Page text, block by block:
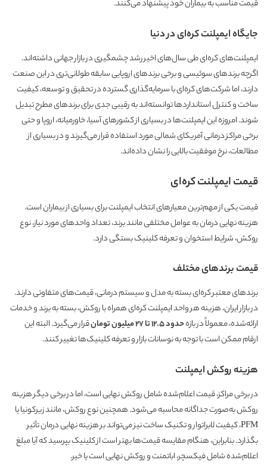
قیمت مناسب به بیماران خود پیشنهاد می‌کنند.
جایگاه ایمپلنت کره‌ای در دنیا
ایمپلنت‌های کره‌ای طی سال‌های اخیر رشد چشمگیری در بازار جهانی داشته‌اند.
اگرچه برندهای سوئیسی و برخی برندهای اروپایی سابقه طولانی‌تری در این صنعت
دارند، اما شرکت‌های کره‌ای با سرمایه‌گذاری گسترده در تحقیق و توسعه، کیفیت
ساخت و کنترل استانداردها توانسته‌اند به رقیبی جدی برای برندهای مطرح تبدیل
شوند. امروزه این ایمپلنت‌ها در بسیاری از کشورهای آسیا، خاورمیانه، اروپا و حتی
برخی مراکز درمانی آمریکای شمالی مورد استفاده قرار می‌گیرند و در بسیاری از
مطالعات، نرخ موفقیت بالایی را نشان داده‌اند.
قیمت ایمپلنت کره‌ای
قیمت یکی از مهم‌ترین معیارهای انتخاب ایمپلنت برای بسیاری از بیماران است.
هزینه نهایی درمان به عوامل مختلفی مانند برند، تعداد واحدهای مورد نیاز، نوع
روکش، شرایط استخوان و تعرفه کلینیک بستگی دارد.
قیمت برندهای مختلف
برندهای معتبر کره‌ایبسته به مدل و سیستم درمانی، قیمت‌های متفاوتی دارند.
در بازار ایران، هزینه هر واحد ایمپلنت کره‌ای همراه با روکش، بسته به برند و خدمات
ارائه‌شده، معمولاً در بازهحدود ۱۲.۵ تا ۲۷ میلیون تومان
قرار می‌گیرد. البته این
ارقام ممکن است با توجه به نوسانات بازار و تعرفه کلینیک‌ها تغییر کنند.
هزینه روکش ایمپلنت
در برخی مراکز، قیمت اعلام‌شده شامل روکش نهایی است، اما در برخی دیگر هزینه
روکش به‌صورت جداگانه محاسبه می‌شود. همچنین نوع روکش، مانند زیرکونیا یا
PFM، کیفیت لابراتوار و تکنیک ساخت نیز می‌تواند بر هزینه نهایی درمان تأثیر
بگذارد. بنابراین، هنگام مقایسه قیمت‌ها بهتر است از کلینیک بپرسید که آیا مبلغ
اعلام‌شده شامل فیکسچر، اباتمنت و روکش نهایی است یا خیر.